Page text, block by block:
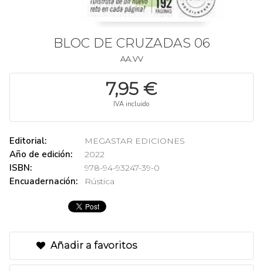
BLOC DE CRUZADAS 06
AA.VV
7,95 €
IVA incluido
Editorial: MEGASTAR EDICIONES
Año de edición: 2022
ISBN: 978-94-93247-39-0
Encuadernación: Rústica
Añadir a favoritos